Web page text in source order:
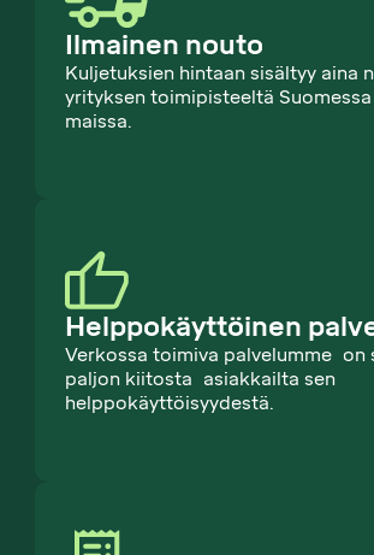
Ilmainen nouto
Kuljetuksien hintaan sisältyy aina
yrityksen toimipisteeltä Suomessa
maissa.
Helppokäyttöinen
Verkossa toimiva palvelumme on
paljon kiitosta asiakkailta sen
helppokäyttöisyydestä.